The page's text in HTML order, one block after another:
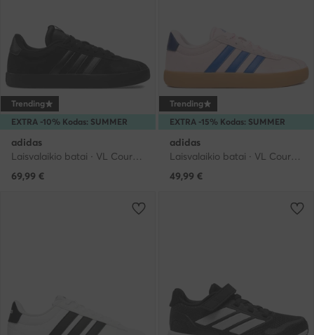
EXTRA -10% Kodas: SUMMER
Trending
adidas
Laisvalaikio batai · VL Court · Juoda
69,99 €
EXTRA -15% Kodas: SUMMER
Trending
adidas
Laisvalaikio batai · VL Court · Rožinė
49,99 €